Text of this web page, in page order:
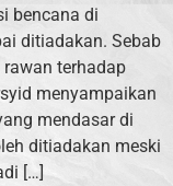
bencana di
ditiadakan. Sebab
terhadap
menyampaikan
mendasar di
ditiadakan meski
[…]